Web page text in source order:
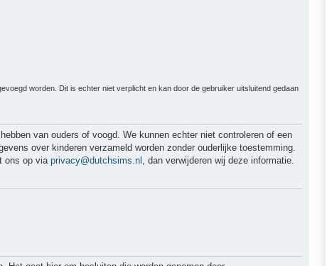
worden. Dit is echter niet verplicht en kan door de gebruiker uitsluitend gedaan
van ouders of voogd. We kunnen echter niet controleren of een
over kinderen verzameld worden zonder ouderlijke toestemming.
ons op via privacy@dutchsims.nl , dan verwijderen wij deze informatie.